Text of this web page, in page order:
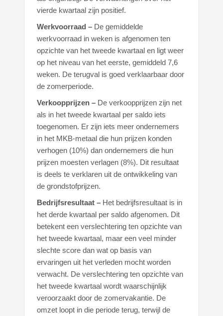
vierde kwartaal zijn positief.
Werkvoorraad – De gemiddelde
werkvoorraad in weken is afgenomen ten
opzichte van het tweede kwartaal en ligt weer
op het niveau van het eerste, gemiddeld 7,6
weken. De terugval is goed verklaarbaar door
de zomerperiode.
Verkoopprijzen – De verkoopprijzen zijn net
als in het tweede kwartaal per saldo iets
toegenomen. Er zijn iets meer ondernemers
in het MKB-metaal die hun prijzen konden
verhogen (10%) dan ondernemers die hun
prijzen moesten verlagen (8%). Dit resultaat
is deels te verklaren uit de ontwikkeling van
de grondstofprijzen.
Bedrijfsresultaat – Het bedrijfsresultaat is in
het derde kwartaal per saldo afgenomen. Dit
betekent een verslechtering ten opzichte van
het tweede kwartaal, maar een veel minder
slechte score dan wat op basis van
ervaringen uit het verleden mocht worden
verwacht. De verslechtering ten opzichte van
het tweede kwartaal wordt waarschijnlijk
veroorzaakt door de zomervakantie. De
omzet loopt in die periode terug, terwijl de